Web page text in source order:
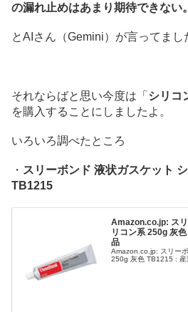
の漏れ止めはあまり期待できない。
とAIさん（Gemini）が言ってまし
それならばと思い今度は「 シリコ
を購入することにしましたよ。
いろいろ調べたところ
・ スリーボンド 液状ガスケット
TB1215
Amazon.co.jp: ス
リコン系 250g 灰
品
Amazon.co.jp: スリー
250g 灰色 TB1215 : 産